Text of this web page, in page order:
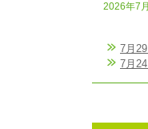
2026年7
7月
7月